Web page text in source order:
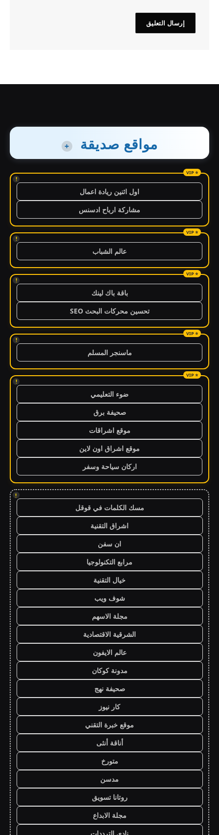
مواقع صديقة +
!
اول اثنين ريادة اعمال
مشاركة ارباح ادسنس
!
عالم الشباب
!
باقة باك لينك
تحسين محركات البحث SEO
!
ماسنجر المسلم
!
ضوء التعليمي
صحيفة برق
موقع اشراقات
موقع اشراق اون لاين
اركان سياحة وسفر
!
مسك الكلمات في قوقل
اشراق التقنية
ان سفن
مرابع التكنولوجيا
خيال التقنية
شوف ويب
مجلة الاسهم
الشرقية الاقتصادية
عالم الايفون
مدونة كوكان
صحيفة نهج
كار نيوز
موقع خبرة التقني
أناقة أنثى
متورخ
مدسن
روتانا تسويق
مجلة الابداع